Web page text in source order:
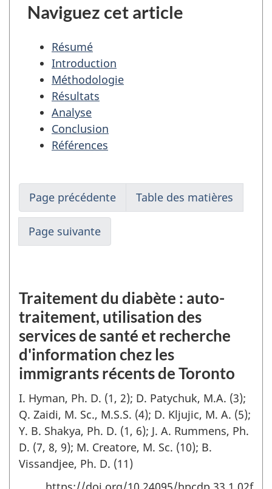
santé
recherche
d'information
chez
les
immigrants
récents
de
Naviguez cet article
Résumé
Introduction
Méthodologie
Résultats
Analyse
Conclusion
Références
Page précédente Table des matières
Page suivante
Traitement du diabète : auto-
traitement, utilisation des
services de santé et recherche
d'information chez les
immigrants récents de Toronto
I. Hyman, Ph. D. (1, 2); D. Patychuk, M.A. (3);
Q. Zaidi, M. Sc., M.S.S. (4); D. Kljujic, M. A. (5);
Y. B. Shakya, Ph. D. (1, 6); J. A. Rummens, Ph.
D. (7, 8, 9); M. Creatore, M. Sc. (10); B.
Vissandjee, Ph. D. (11)